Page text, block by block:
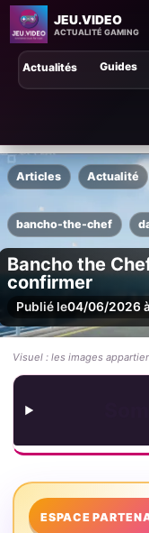
JEU.VIDEO
ACTUALITÉ GAMING
Guides
Actualités
Articles Actualité
bancho-the-chef
Bancho the
confirmer
Publié le04/06/2026
Visuel : les images
ESPACE